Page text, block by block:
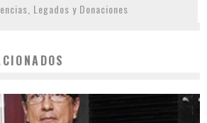
Legados y Donaciones